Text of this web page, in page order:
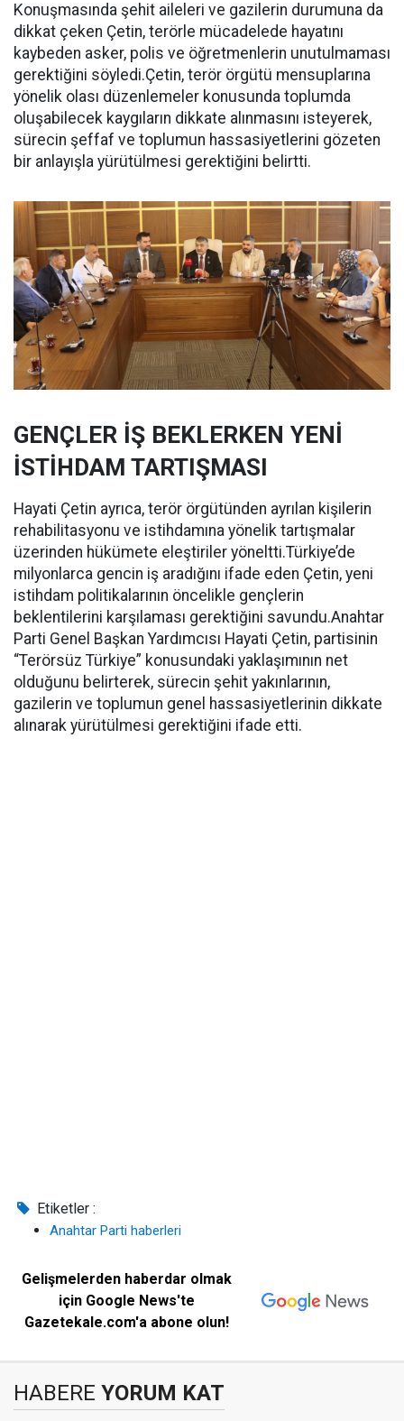
Konuşmasında şehit aileleri ve gazilerin durumuna da
dikkat çeken Çetin, terörle mücadelede hayatını
kaybeden asker, polis ve öğretmenlerin unutulmaması
gerektiğini söyledi.Çetin, terör örgütü mensuplarına
yönelik olası düzenlemeler konusunda toplumda
oluşabilecek kaygıların dikkate alınmasını isteyerek,
sürecin şeffaf ve toplumun hassasiyetlerini gözeten
bir anlayışla yürütülmesi gerektiğini belirtti.
GENÇLER İŞ BEKLERKEN YENİ
İSTİHDAM TARTIŞMASI
Hayati Çetin ayrıca, terör örgütünden ayrılan kişilerin
rehabilitasyonu ve istihdamına yönelik tartışmalar
üzerinden hükümete eleştiriler yöneltti.Türkiye’de
milyonlarca gencin iş aradığını ifade eden Çetin, yeni
istihdam politikalarının öncelikle gençlerin
beklentilerini karşılaması gerektiğini savundu.Anahtar
Parti Genel Başkan Yardımcısı Hayati Çetin, partisinin
“Terörsüz Türkiye” konusundaki yaklaşımının net
olduğunu belirterek, sürecin şehit yakınlarının,
gazilerin ve toplumun genel hassasiyetlerinin dikkate
alınarak yürütülmesi gerektiğini ifade etti.
Etiketler :
Anahtar Parti haberleri
Gelişmelerden haberdar olmak
için Google News'te
Gazetekale.com'a abone olun!
HABERE YORUM KAT